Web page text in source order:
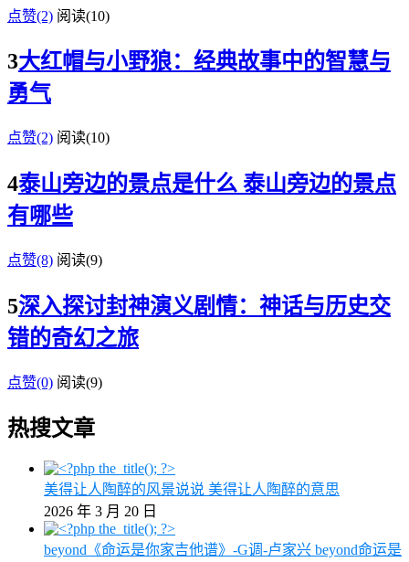
点赞(2) 阅读(10)
3大红帽与小野狼：经典故事中的智慧与
勇气
点赞(2) 阅读(10)
4泰山旁边的景点是什么 泰山旁边的景点
有哪些
点赞(8) 阅读(9)
5深入探讨封神演义剧情：神话与历史交
错的奇幻之旅
点赞(0) 阅读(9)
热搜文章
美得让人陶醉的风景说说 美得让人陶醉的意思
2026 年 3 月 20 日
beyond《命运是你家吉他谱》-G调-卢家兴 beyond命运是